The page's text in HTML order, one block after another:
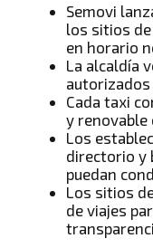
Semovi
los sitios
en horario
La alcaldía
Cada taxi
y renovable
Los
directorio y
puedan
Los sitios
de viajes